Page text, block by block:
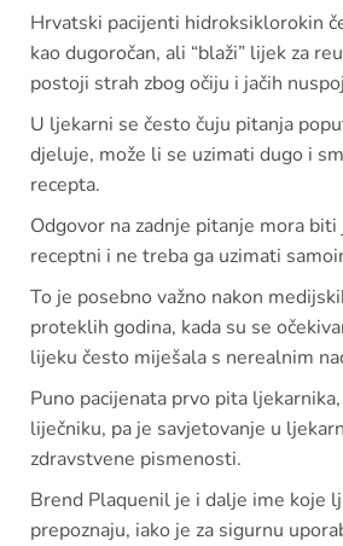
Hrvatski pacijenti hidroksiklorokin
kao dugoročan, ali “blaži” lijek za
postoji strah zbog očiju i jačih
U ljekarni se često čuju pitanja
djeluje, može li se uzimati dugo i
recepta.
Odgovor na zadnje pitanje mora biti
receptni i ne treba ga uzimati
To je posebno važno nakon
proteklih godina, kada su se
lijeku često miješala s nerealnim
Puno pacijenata prvo pita
liječniku, pa je savjetovanje u
zdravstvene pismenosti.
Brend Plaquenil je i dalje ime koje
prepoznaju, iako je za sigurnu